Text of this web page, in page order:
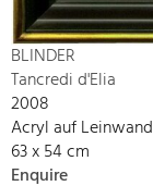
BLINDER
Tancredi d'Elia
2008
Acryl auf Leinwand
63 x 54 cm
Enquire